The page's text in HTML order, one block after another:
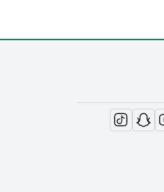
opens in
opens in new
opens in new window
opens in new window